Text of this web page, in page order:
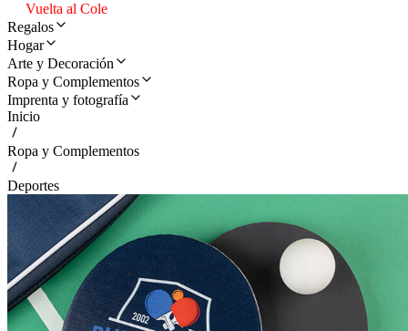
Vuelta al Cole
Regalos
Hogar
Arte y Decoración
Ropa y Complementos
Imprenta y fotografía
Inicio
Ropa y Complementos
Deportes